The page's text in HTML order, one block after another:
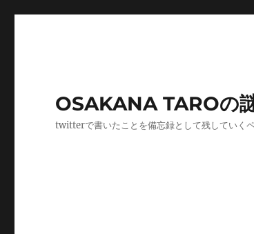
OSAKANA TAROの
twitterで書いたことを備忘録として残していく